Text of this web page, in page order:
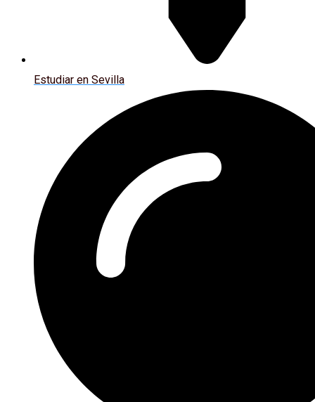
Estudiar en Sevilla